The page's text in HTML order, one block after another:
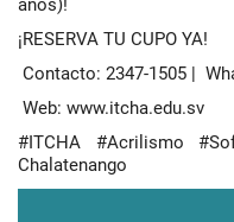
años)!
¡RESERVA TU CUPO YA!
Contacto: 2347-1505 |
Web: www.itcha.edu.sv
#ITCHA #Acrilismo
Chalatenango